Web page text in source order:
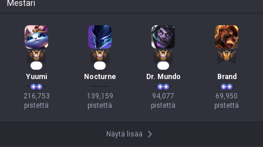
Mestari
Yuumi
216,753
pistettä
Nocturne
139,159
pistettä
Dr. Mundo
94,077
pistettä
Brand
69,950
pistettä
Näytä lisää